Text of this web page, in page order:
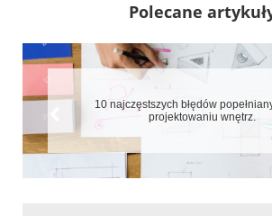
Polecane
10 najczęstszych błędów
projektowaniu wnętrz.